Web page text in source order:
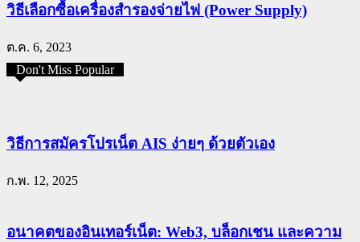
วิธีเลือกซื้อเครื่องสำรองจ่ายไฟ (Power Supply)
ต.ค. 6, 2023
Don't Miss Popular
วิธีการสมัครโปรเน็ต AIS ง่ายๆ ด้วยตัวเอง
ก.พ. 12, 2025
อนาคตของอินเทอร์เน็ต: Web3, บล็อกเชน และความ